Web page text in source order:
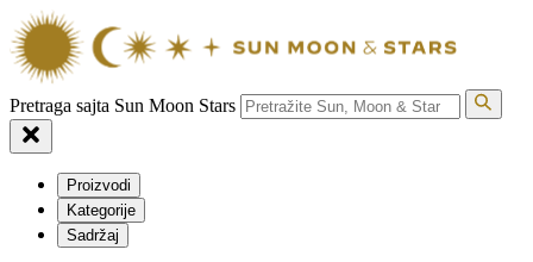
Pretraga sajta Sun Moon Stars
Proizvodi
Kategorije
Sadržaj